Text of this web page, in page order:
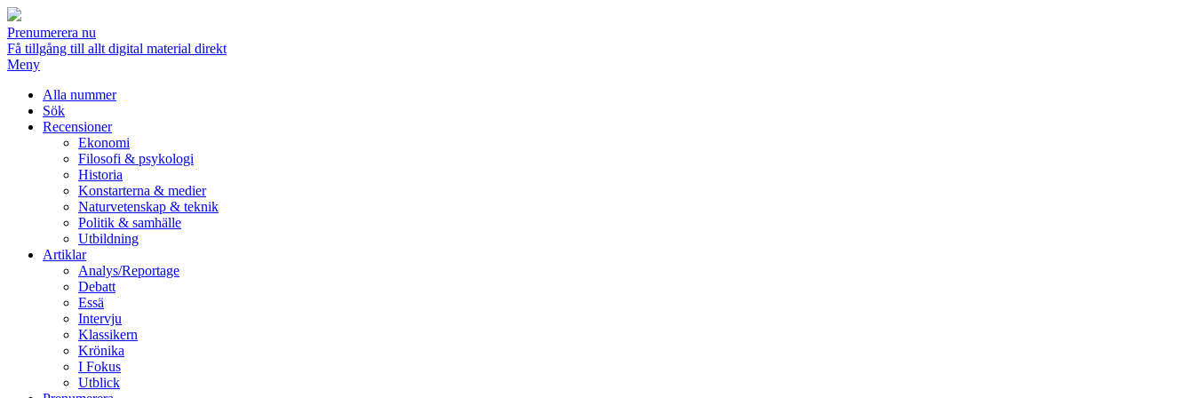
Prenumerera nu
Få tillgång till allt digital material direkt
Meny
Alla nummer
Sök
Recensioner
Ekonomi
Filosofi & psykologi
Historia
Konstarterna & medier
Naturvetenskap & teknik
Politik & samhälle
Utbildning
Artiklar
Analys/Reportage
Debatt
Essä
Intervju
Klassikern
Krönika
I Fokus
Utblick